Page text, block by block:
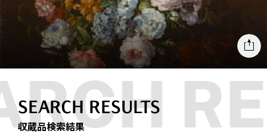
SEARCH RESULTS
収蔵品検索結果